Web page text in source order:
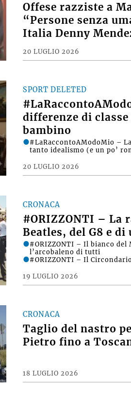
Offese razziste a
“Persone senza
Italia Denny
20 LUGLIO 2026
SPORT DELETED
differenze di
bambino
20 LUGLIO 2026
#LaRaccontoAModoMio –
tanto idealismo (e un po’
CRONACA
#ORIZZONTI – La
Beatles, del G8 e
19 LUGLIO 2026
#ORIZZONTI – Il bianco
l’arcobaleno di tutti
#ORIZZONTI – Il
CRONACA
Taglio del nastro
Pietro fino a
18 LUGLIO 2026